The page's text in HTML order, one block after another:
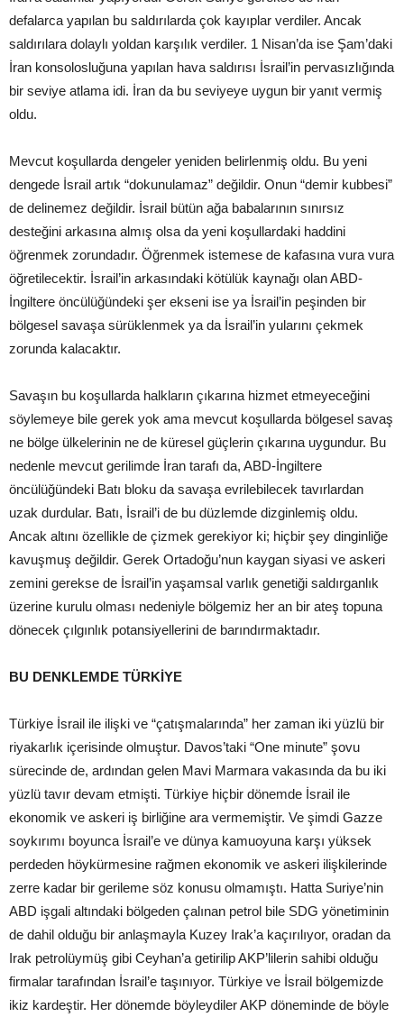
defalarca yapılan bu saldırılarda çok kayıplar verdiler. Ancak
saldırılara dolaylı yoldan karşılık verdiler. 1 Nisan’da ise Şam’daki
İran konsolosluğuna yapılan hava saldırısı İsrail’in pervasızlığında
bir seviye atlama idi. İran da bu seviyeye uygun bir yanıt vermiş
oldu.
Mevcut koşullarda dengeler yeniden belirlenmiş oldu. Bu yeni
dengede İsrail artık “dokunulamaz” değildir. Onun “demir kubbesi”
de delinemez değildir. İsrail bütün ağa babalarının sınırsız
desteğini arkasına almış olsa da yeni koşullardaki haddini
öğrenmek zorundadır. Öğrenmek istemese de kafasına vura vura
öğretilecektir. İsrail’in arkasındaki kötülük kaynağı olan ABD-
İngiltere öncülüğündeki şer ekseni ise ya İsrail’in peşinden bir
bölgesel savaşa sürüklenmek ya da İsrail’in yularını çekmek
zorunda kalacaktır.
Savaşın bu koşullarda halkların çıkarına hizmet etmeyeceğini
söylemeye bile gerek yok ama mevcut koşullarda bölgesel savaş
ne bölge ülkelerinin ne de küresel güçlerin çıkarına uygundur. Bu
nedenle mevcut gerilimde İran tarafı da, ABD-İngiltere
öncülüğündeki Batı bloku da savaşa evrilebilecek tavırlardan
uzak durdular. Batı, İsrail’i de bu düzlemde dizginlemiş oldu.
Ancak altını özellikle de çizmek gerekiyor ki; hiçbir şey dinginliğe
kavuşmuş değildir. Gerek Ortadoğu’nun kaygan siyasi ve askeri
zemini gerekse de İsrail’in yaşamsal varlık genetiği saldırganlık
üzerine kurulu olması nedeniyle bölgemiz her an bir ateş topuna
dönecek çılgınlık potansiyellerini de barındırmaktadır.
BU DENKLEMDE TÜRKİYE
Türkiye İsrail ile ilişki ve “çatışmalarında” her zaman iki yüzlü bir
riyakarlık içerisinde olmuştur. Davos’taki “One minute” şovu
sürecinde de, ardından gelen Mavi Marmara vakasında da bu iki
yüzlü tavır devam etmişti. Türkiye hiçbir dönemde İsrail ile
ekonomik ve askeri iş birliğine ara vermemiştir. Ve şimdi Gazze
soykırımı boyunca İsrail’e ve dünya kamuoyuna karşı yüksek
perdeden höykürmesine rağmen ekonomik ve askeri ilişkilerinde
zerre kadar bir gerileme söz konusu olmamıştı. Hatta Suriye’nin
ABD işgali altındaki bölgeden çalınan petrol bile SDG yönetiminin
de dahil olduğu bir anlaşmayla Kuzey Irak’a kaçırılıyor, oradan da
Irak petrolüymüş gibi Ceyhan’a getirilip AKP’lilerin sahibi olduğu
firmalar tarafından İsrail’e taşınıyor. Türkiye ve İsrail bölgemizde
ikiz kardeştir. Her dönemde böyleydiler AKP döneminde de böyle